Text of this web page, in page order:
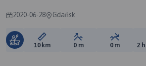
2020-06-28 Gdańsk
Długość trasy:
10 km Suma przewyższeń:
0 m Suma
0 m 2